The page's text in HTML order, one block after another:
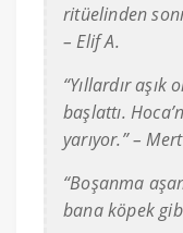
ritüelinden
– Elif A.
“Yıllardır
başlattı.
yarıyor.” –
“Boşanma
bana köpek